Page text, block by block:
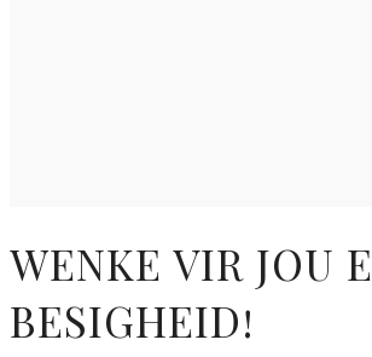
WENKE VIR JOU
BESIGHEID!